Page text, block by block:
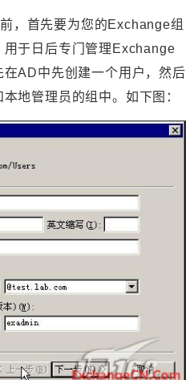
，首先要为您的Exchange组
于日后专门管理Exchange
AD中先创建一个用户，然后
地管理员的组中。如下图：